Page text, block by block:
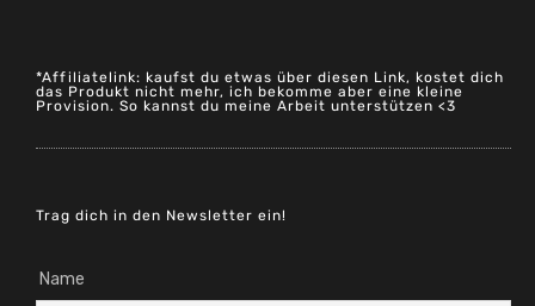
*Affiliatelink: kaufst du etwas über diesen Link, kostet dich
das Produkt nicht mehr, ich bekomme aber eine kleine
Provision. So kannst du meine Arbeit unterstützen <3
Trag dich in den Newsletter ein!
Name